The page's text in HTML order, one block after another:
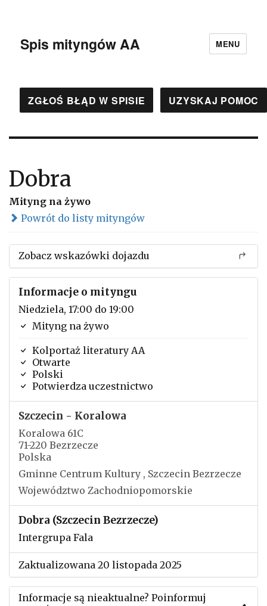
Spis mityngów AA MENU
ZGŁOŚ BŁĄD W SPISIE UZYSKAJ POMOC
Dobra
Mityng na żywo
Powrót do listy mityngów
Zobacz wskazówki dojazdu
Informacje o mityngu
Niedziela, 17:00 do 19:00
Mityng na żywo
Kolportaż literatury AA
Otwarte
Polski
Potwierdza uczestnictwo
Szczecin - Koralowa
Koralowa 61C
71-220 Bezrzecze
Polska
Gminne Centrum Kultury , Szczecin Bezrzecze
Województwo Zachodniopomorskie
Dobra (Szczecin Bezrzecze)
Intergrupa Fala
Zaktualizowana 20 listopada 2025
Informacje są nieaktualne? Poinformuj